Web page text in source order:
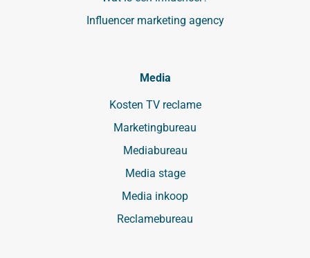
Influencer marketing agency
Media
Kosten TV reclame
Marketingbureau
Mediabureau
Media stage
Media inkoop
Reclamebureau